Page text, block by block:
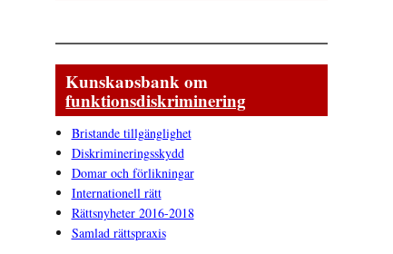
Kunskapsbank om
funktionsdiskriminering
Bristande tillgänglighet
Diskrimineringsskydd
Domar och förlikningar
Internationell rätt
Rättsnyheter 2016-2018
Samlad rättspraxis